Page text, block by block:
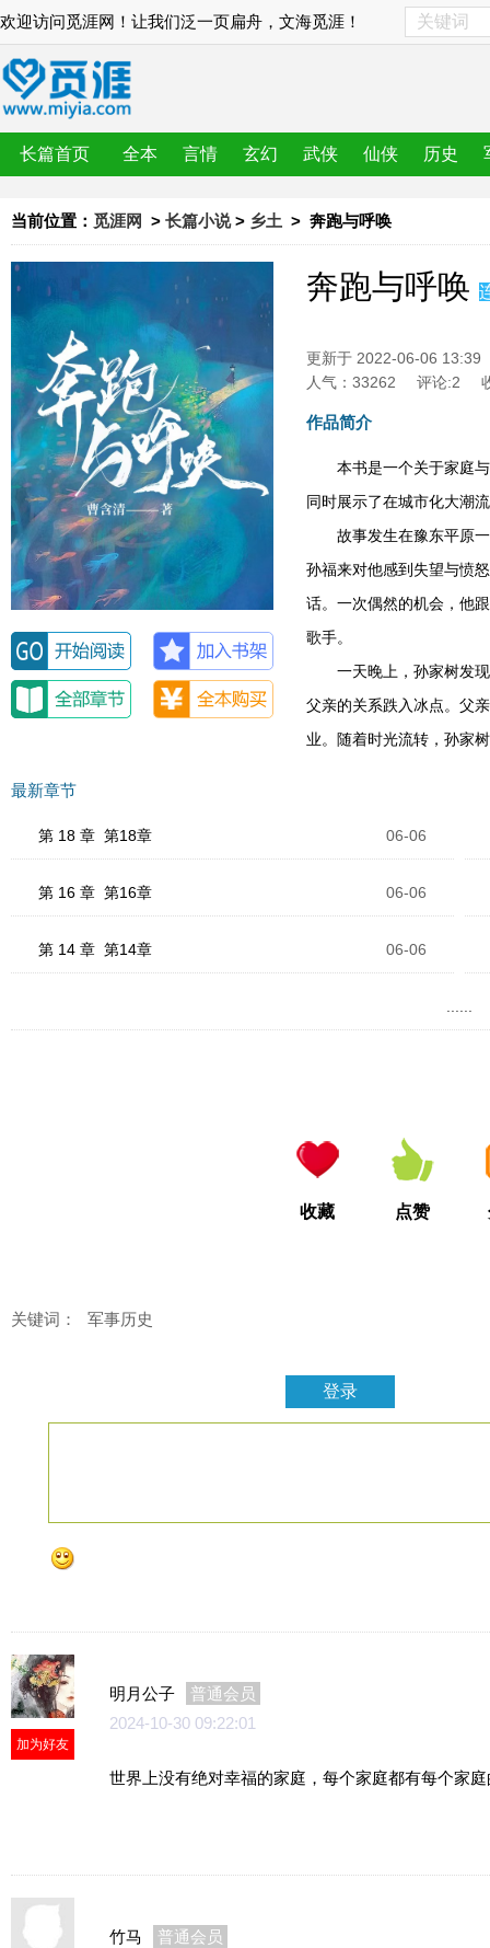
欢迎访问觅涯网！让我们泛一页扁舟，文海觅涯！
长篇首页 全本 言情 玄幻 武侠 仙侠 历史
当前位置： 觅涯网 > 长篇小说> 乡土 > 奔跑与呼唤
奔跑与呼唤
更新于 2022-06-06 13:39
人气：33262
评论:2
作品简介
本书是一个关于家庭
同时展示了在城市化大潮
故事发生在豫东平原
孙福来对他感到失望与愤
话。一次偶然的机会，他
歌手。
一天晚上，孙家树发
父亲的关系跌入冰点。父
业。随着时光流转，孙家
最新章节
第 18 章 第18章 06-06
第 16 章 第16章 06-06
第 14 章 第14章 06-06
收藏 点赞
关键词： 军事历史
加为好友
明月公子
普通会员
2024-10-30 09:22:01
世界上没有绝对幸福的家庭，每个家庭都有每个家
竹马
普通会员